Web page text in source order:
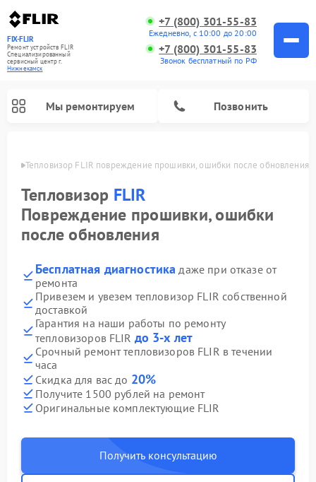
FIX-FLIR
Ремонт устройств FLIR
Специализированный
cервисный центр г.
Нижнекамск
+7 (800) 301-55-83
Ежедневно, с 10:00 до 20:00
+7 (800) 301-55-83
Звонок бесплатный по РФ
Мы ремонтируем Позвонить
Тепловизор FLIR повреждение прошивки, ошибки после обновления
Тепловизор FLIR
Повреждение прошивки, ошибки
после обновления
Бесплатная диагностика даже при отказе от
ремонта
Привезем и увезем тепловизор FLIR собственной
доставкой
Гарантия на наши работы по ремонту
тепловизоров FLIR до 3-х лет
Срочный ремонт тепловизоров FLIR в течении
часа
Скидка для вас до 20%
Получите 1500 рублей на ремонт
Оригинальные комплектующие FLIR
Получить консультацию